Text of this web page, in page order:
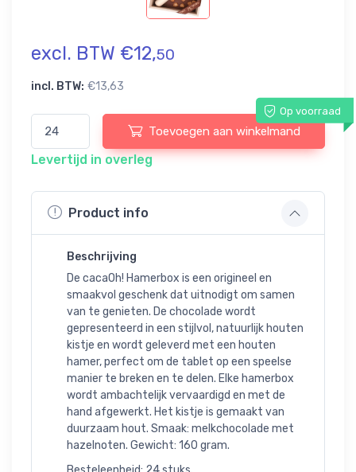
excl. BTW €12,50
incl. BTW: €13,63
Op voorraad
Toevoegen aan winkelmand
Levertijd in overleg
Product info
Beschrijving
De cacaOh! Hamerbox is een origineel en
smaakvol geschenk dat uitnodigt om samen
van te genieten. De chocolade wordt
gepresenteerd in een stijlvol, natuurlijk houten
kistje en wordt geleverd met een houten
hamer, perfect om de tablet op een speelse
manier te breken en te delen. Elke hamerbox
wordt ambachtelijk vervaardigd en met de
hand afgewerkt. Het kistje is gemaakt van
duurzaam hout. Smaak: melkchocolade met
hazelnoten. Gewicht: 160 gram.